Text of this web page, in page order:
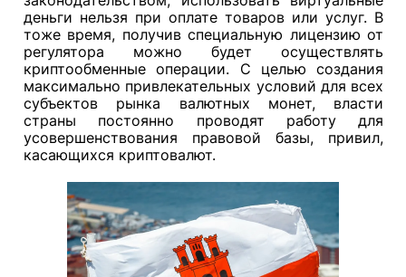
деньги нельзя при оплате товаров или услуг. В
тоже время, получив специальную лицензию от
регулятора можно будет осуществлять
криптообменные операции. С целью создания
максимально привлекательных условий для всех
субъектов рынка валютных монет, власти
страны постоянно проводят работу для
усовершенствования правовой базы, привил,
касающихся криптовалют.